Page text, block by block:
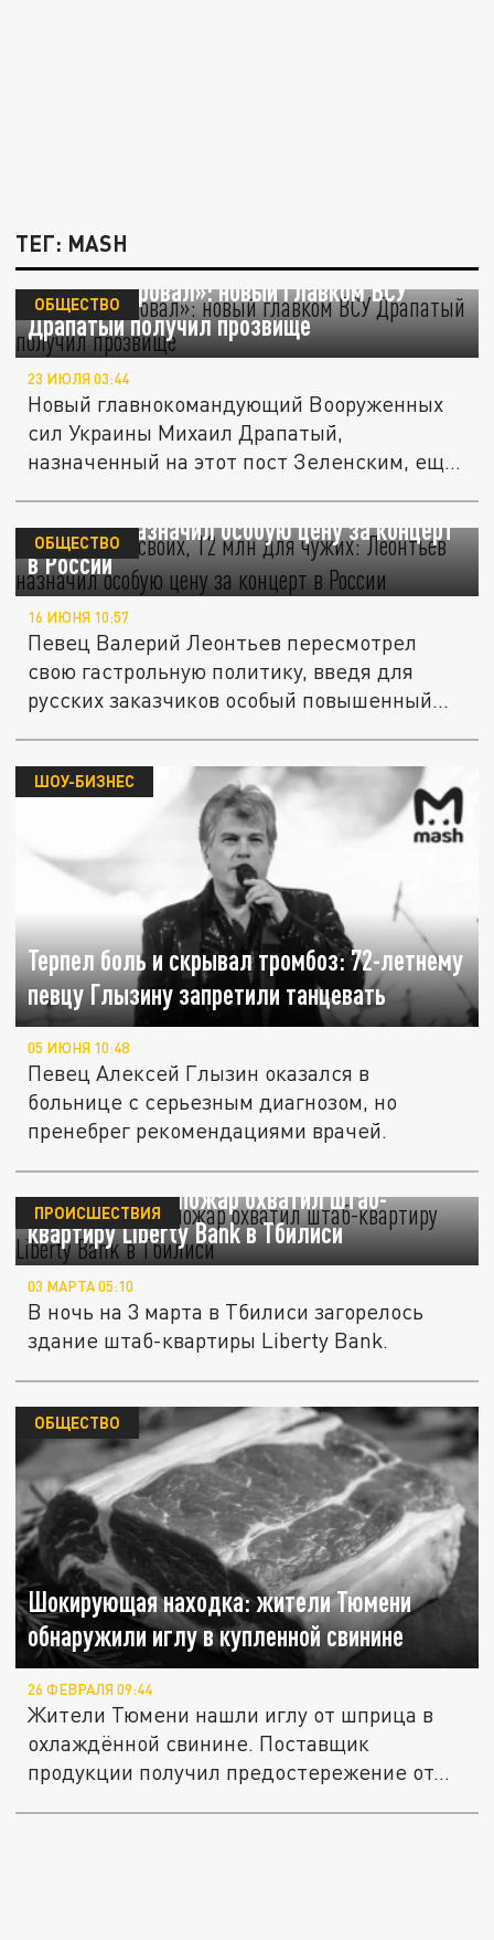
ТЕГ: MASH
«Генерал-провал»: новый главком ВСУ
Драпатый получил прозвище
ОБЩЕСТВО
23 ИЮЛЯ 03:44
Новый главнокомандующий Вооруженных
сил Украины Михаил Драпатый,
назначенный на этот пост Зеленским, еще
17 млн для своих, 12 млн для чужих:
Леонтьев назначил особую цену за концерт
в России
ОБЩЕСТВО
16 ИЮНЯ 10:57
Певец Валерий Леонтьев пересмотрел
свою гастрольную политику, введя для
русских заказчиков особый повышенный...
Терпел боль и скрывал тромбоз: 72-летнему
певцу Глызину запретили танцевать
ШОУ-БИЗНЕС
05 ИЮНЯ 10:48
Певец Алексей Глызин оказался в
больнице с серьезным диагнозом, но
пренебрег рекомендациями врачей.
Mash: крупный пожар охватил штаб-
квартиру Liberty Bank в Тбилиси
ПРОИСШЕСТВИЯ
03 МАРТА 05:10
В ночь на 3 марта в Тбилиси загорелось
здание штаб-квартиры Liberty Bank.
Шокирующая находка: жители Тюмени
обнаружили иглу в купленной свинине
ОБЩЕСТВО
26 ФЕВРАЛЯ 09:44
Жители Тюмени нашли иглу от шприца в
охлаждённой свинине. Поставщик
продукции получил предостережение от...